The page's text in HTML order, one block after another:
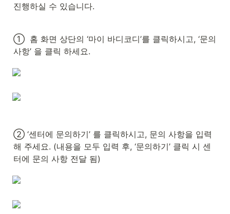
진행하실 수 있습니다.
①  홈 화면 상단의 ‘마이 바디코디’를 클릭하시고, ‘문의
사항’ 을 클릭 하세요.
② ‘센터에 문의하기’ 를 클릭하시고, 문의 사항을 입력
해 주세요. (내용을 모두 입력 후, ‘문의하기’ 클릭 시 센
터에 문의 사항 전달 됨)